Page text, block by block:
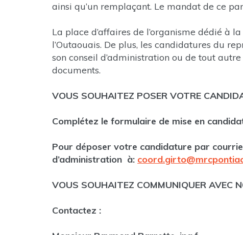
ainsi qu’un remplaçant. Le mandat de ce
La place d’affaires de l’organisme dédié à
l’Outaouais. De plus, les candidatures du
son conseil d’administration ou de tout
documents.
VOUS SOUHAITEZ POSER VOTRE
Complétez le formulaire de mise en
Pour déposer votre candidature par
d’administration à:
VOUS SOUHAITEZ COMMUNIQUER AVEC
Contactez :